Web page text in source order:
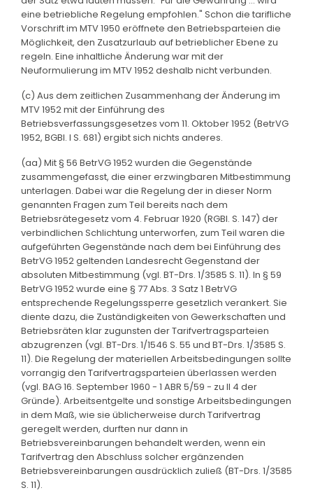
eine betriebliche Regelung empfohlen." Schon die tarifliche
Vorschrift im MTV 1950 eröffnete den Betriebsparteien die
Möglichkeit, den Zusatzurlaub auf betrieblicher Ebene zu
regeln. Eine inhaltliche Änderung war mit der
Neuformulierung im MTV 1952 deshalb nicht verbunden.
(c) Aus dem zeitlichen Zusammenhang der Änderung im
MTV 1952 mit der Einführung des
Betriebsverfassungsgesetzes vom 11. Oktober 1952 (BetrVG
1952, BGBl. I S. 681) ergibt sich nichts anderes.
(aa) Mit § 56 BetrVG 1952 wurden die Gegenstände
zusammengefasst, die einer erzwingbaren Mitbestimmung
unterlagen. Dabei war die Regelung der in dieser Norm
genannten Fragen zum Teil bereits nach dem
Betriebsrätegesetz vom 4. Februar 1920 (RGBl. S. 147) der
verbindlichen Schlichtung unterworfen, zum Teil waren die
aufgeführten Gegenstände nach dem bei Einführung des
BetrVG 1952 geltenden Landesrecht Gegenstand der
absoluten Mitbestimmung (vgl. BT-Drs. 1/3585 S. 11). In § 59
BetrVG 1952 wurde eine § 77 Abs. 3 Satz 1 BetrVG
entsprechende Regelungssperre gesetzlich verankert. Sie
diente dazu, die Zuständigkeiten von Gewerkschaften und
Betriebsräten klar zugunsten der Tarifvertragsparteien
abzugrenzen (vgl. BT-Drs. 1/1546 S. 55 und BT-Drs. 1/3585 S.
11). Die Regelung der materiellen Arbeitsbedingungen sollte
vorrangig den Tarifvertragsparteien überlassen werden
(vgl. BAG 16. September 1960 - 1 ABR 5/59 - zu II 4 der
Gründe). Arbeitsentgelte und sonstige Arbeitsbedingungen
in dem Maß, wie sie üblicherweise durch Tarifvertrag
geregelt werden, durften nur dann in
Betriebsvereinbarungen behandelt werden, wenn ein
Tarifvertrag den Abschluss solcher ergänzenden
Betriebsvereinbarungen ausdrücklich zuließ (BT-Drs. 1/3585
S. 11).